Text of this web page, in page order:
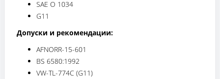
SAE O 1034
G11
Допуски и рекомендации:
AFNORR-15-601
BS 6580:1992
VW-TL-774C (G11)